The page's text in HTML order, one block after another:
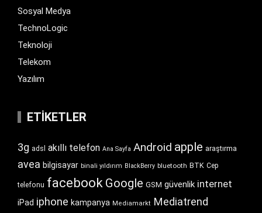
Sosyal Medya
TechnoLogic
Teknoloji
Telekom
Yazılım
ETIKETLER
3g adsl akıllı telefon Ana Sayfa Android apple araştırma
avea bilgisayar binali yıldırım BlackBerry bluetooth BTK Cep
telefonu facebook Google GSM güvenlik internet
iPad iphone kampanya Mediamarkt Mediatrend